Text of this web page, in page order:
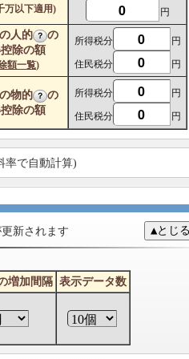
万以下適用) 円
人的 ？ の
除の額
額一覧)
所得税分 円
住民税分 円
物的 ？ の
除の額
所得税分 円
住民税分 円
率で自動計算)
新されます
増加間隔 表示データ数